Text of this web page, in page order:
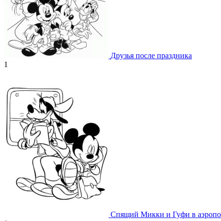
Друзья после праздника
1
Спящий Микки и Гуфи в